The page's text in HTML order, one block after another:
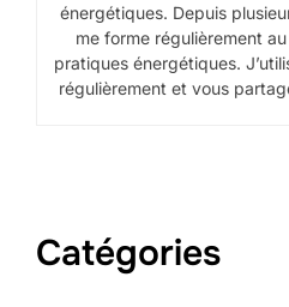
énergétiques. Depuis
me forme régulièrement
pratiques énergétiques.
régulièrement et vous
Catégories